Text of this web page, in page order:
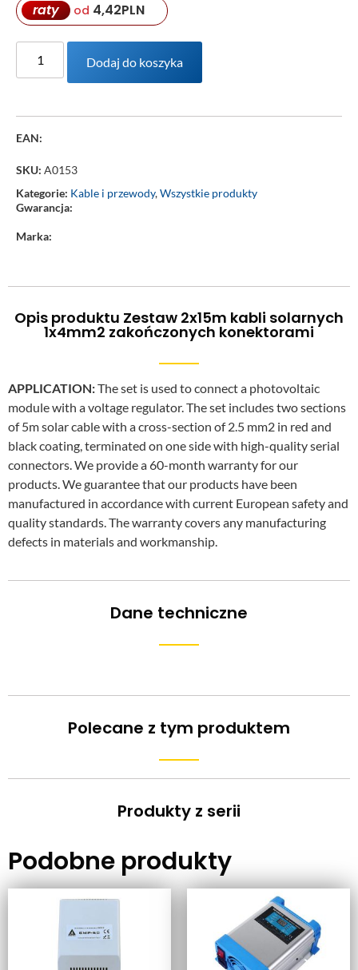
raty od 4,42PLN
Dodaj do koszyka
EAN:
SKU: A0153
Kategorie: Kable i przewody,Wszystkie produkty
Gwarancja:
Marka:
Opis produktu Zestaw 2x15m kabli solarnych
1x4mm2 zakończonych konektorami
APPLICATION:The set is used to connect a photovoltaic
module with a voltage regulator. The set includes two sections
of 5m solar cable with a cross-section of 2.5 mm2 in red and
black coating, terminated on one side with high-quality serial
connectors. We provide a 60-month warranty for our
products. We guarantee that our products have been
manufactured in accordance with current European safety and
quality standards. The warranty covers any manufacturing
defects in materials and workmanship.
Dane techniczne
Polecane z tym produktem
Produkty z serii
Podobne produkty